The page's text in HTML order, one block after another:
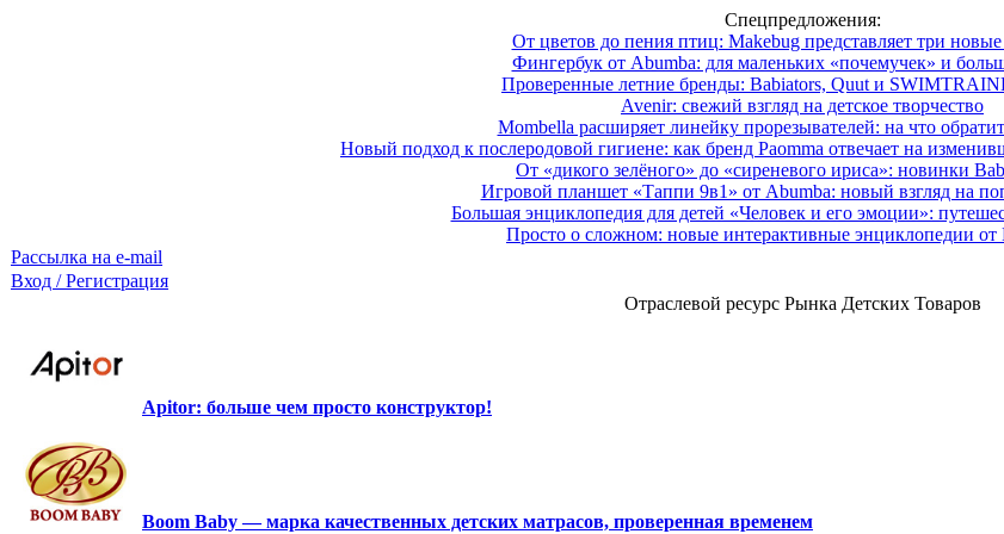
Спецпредложения:
От цветов до пения птиц: Makebug представляет три
Фингербук от Abumba: для маленьких «почемучек» и
Проверенные летние бренды: Babiators, Quut и
Avenir: свежий взгляд на детское творчество
Mombella расширяет линейку прорезывателей: на что
Новый подход к послеродовой гигиене: как бренд Paomma отвечает на
От «дикого зелёного» до «сиреневого ириса»: новинки
Игровой планшет «Таппи 9в1» от Abumba: новый взгляд на
Большая энциклопедия для детей «Человек и его эмоции»:
Просто о сложном: новые интерактивные энциклопедии от
Рассылка на e-mail
Вход / Регистрация
Отраслевой ресурс Рынка Детских Товаров
Apitor: больше чем просто конструктор!
Boom Baby — марка качественных детских матрасов, проверенная временем